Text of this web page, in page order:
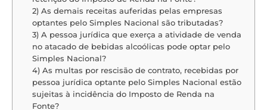
2) As demais receitas auferidas pelas empresas
optantes pelo Simples Nacional são tributadas?
3) A pessoa jurídica que exerça a atividade de venda
no atacado de bebidas alcoólicas pode optar pelo
Simples Nacional?
4) As multas por rescisão de contrato, recebidas por
pessoa jurídica optante pelo Simples Nacional estão
sujeitas à incidência do Imposto de Renda na
Fonte?